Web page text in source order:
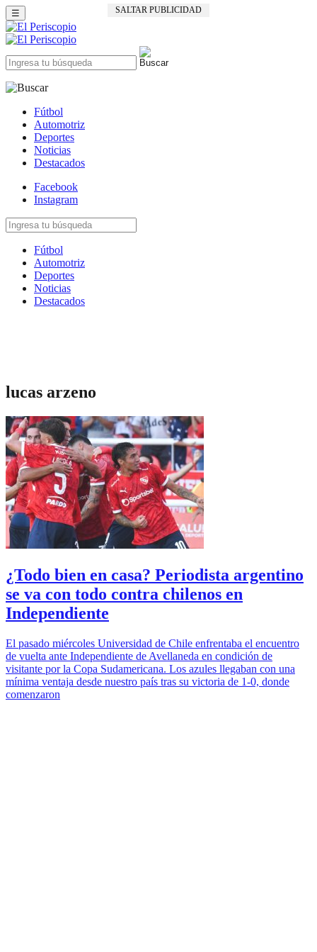
SALTAR PUBLICIDAD
☰
Fútbol
Automotriz
Deportes
Noticias
Destacados
Facebook
Instagram
Fútbol
Automotriz
Deportes
Noticias
Destacados
lucas arzeno
¿Todo bien en casa? Periodista argentino
se va con todo contra chilenos en
Independiente
El pasado miércoles Universidad de Chile enfrentaba el encuentro
de vuelta ante Independiente de Avellaneda en condición de
visitante por la Copa Sudamericana. Los azules llegaban con una
mínima ventaja desde nuestro país tras su victoria de 1-0, donde
comenzaron